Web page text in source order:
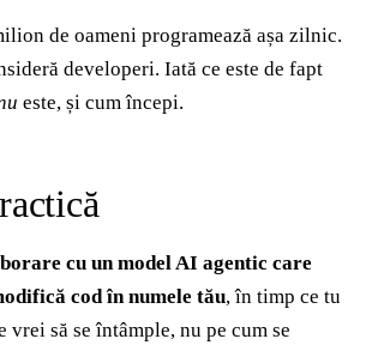
de oameni programează așa zilnic.
developeri. Iată ce este de fapt
este, și cum începi.
cu un model AI agentic care
cod în numele tău, în timp ce tu
vrei să se întâmple, nu pe cum se